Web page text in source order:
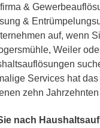
&
&
auf, wenn
Weiler
Services hat
zehn
nach